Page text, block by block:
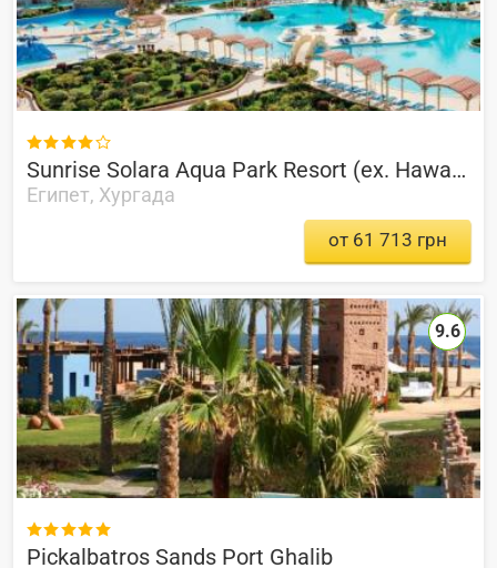

Sunrise Solara Aqua Park Resort (ex. Hawaii Caesar Dreams Aqua Park)
Египет, Хургада
от 61 713 грн

Pickalbatros Sands Port Ghalib
9.6